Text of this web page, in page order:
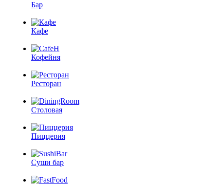
Бар
Кафе
Кофейня
Ресторан
Столовая
Пиццерия
Суши бар